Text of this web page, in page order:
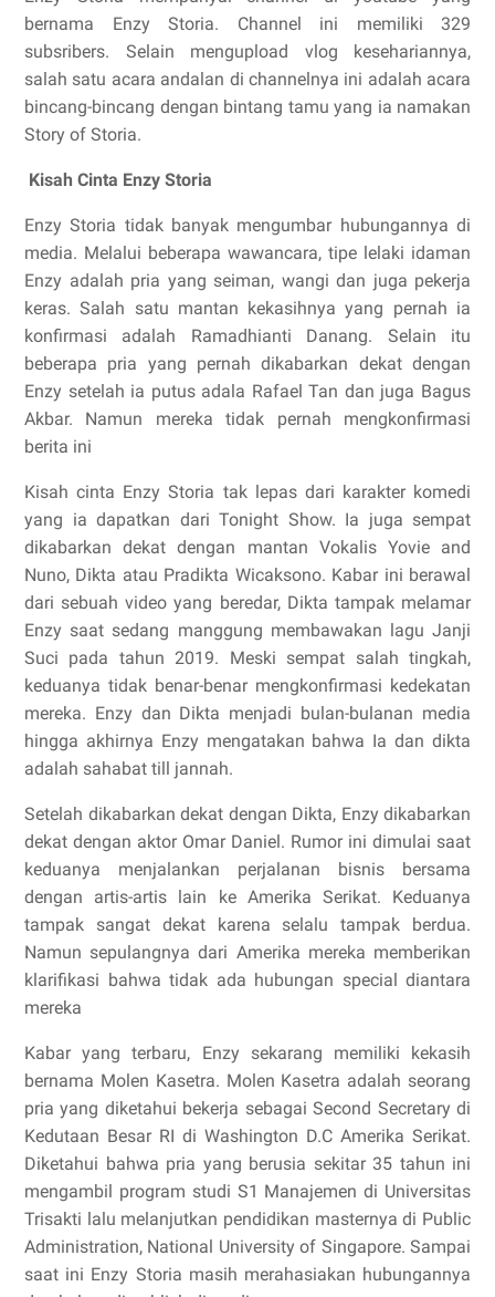
bernama Enzy Storia. Channel ini memiliki 329
subsribers. Selain mengupload vlog kesehariannya,
salah satu acara andalan di channelnya ini adalah acara
bincang-bincang dengan bintang tamu yang ia namakan
Story of Storia.
Kisah Cinta Enzy Storia
Enzy Storia tidak banyak mengumbar hubungannya di
media. Melalui beberapa wawancara, tipe lelaki idaman
Enzy adalah pria yang seiman, wangi dan juga pekerja
keras. Salah satu mantan kekasihnya yang pernah ia
konfirmasi adalah Ramadhianti Danang. Selain itu
beberapa pria yang pernah dikabarkan dekat dengan
Enzy setelah ia putus adala Rafael Tan dan juga Bagus
Akbar. Namun mereka tidak pernah mengkonfirmasi
berita ini
Kisah cinta Enzy Storia tak lepas dari karakter komedi
yang ia dapatkan dari Tonight Show. Ia juga sempat
dikabarkan dekat dengan mantan Vokalis Yovie and
Nuno, Dikta atau Pradikta Wicaksono. Kabar ini berawal
dari sebuah video yang beredar, Dikta tampak melamar
Enzy saat sedang manggung membawakan lagu Janji
Suci pada tahun 2019. Meski sempat salah tingkah,
keduanya tidak benar-benar mengkonfirmasi kedekatan
mereka. Enzy dan Dikta menjadi bulan-bulanan media
hingga akhirnya Enzy mengatakan bahwa Ia dan dikta
adalah sahabat till jannah.
Setelah dikabarkan dekat dengan Dikta, Enzy dikabarkan
dekat dengan aktor Omar Daniel. Rumor ini dimulai saat
keduanya menjalankan perjalanan bisnis bersama
dengan artis-artis lain ke Amerika Serikat. Keduanya
tampak sangat dekat karena selalu tampak berdua.
Namun sepulangnya dari Amerika mereka memberikan
klarifikasi bahwa tidak ada hubungan special diantara
mereka
Kabar yang terbaru, Enzy sekarang memiliki kekasih
bernama Molen Kasetra. Molen Kasetra adalah seorang
pria yang diketahui bekerja sebagai Second Secretary di
Kedutaan Besar RI di Washington D.C Amerika Serikat.
Diketahui bahwa pria yang berusia sekitar 35 tahun ini
mengambil program studi S1 Manajemen di Universitas
Trisakti lalu melanjutkan pendidikan masternya di Public
Administration, National University of Singapore. Sampai
saat ini Enzy Storia masih merahasiakan hubungannya